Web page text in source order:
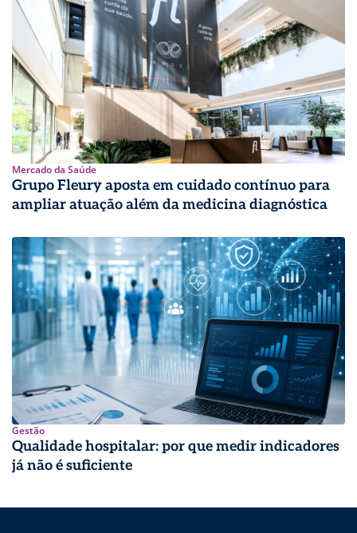
Mercado da Saúde
Grupo Fleury aposta em cuidado contínuo para
ampliar atuação além da medicina diagnóstica
Gestão
Qualidade hospitalar: por que medir indicadores
já não é suficiente